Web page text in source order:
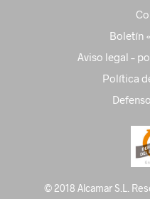
Boletín
Aviso legal –
Política
© 2018 Alcamar S.L.